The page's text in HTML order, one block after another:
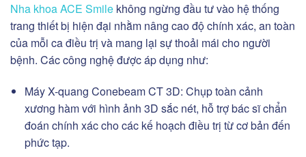
Nha khoa ACE Smile không ngừng đầu tư vào hệ thống
trang thiết bị hiện đại nhằm nâng cao độ chính xác, an toàn
của mỗi ca điều trị và mang lại sự thoải mái cho người
bệnh. Các công nghệ được áp dụng như:
Máy X-quang Conebeam CT 3D: Chụp toàn cảnh
xương hàm với hình ảnh 3D sắc nét, hỗ trợ bác sĩ chẩn
đoán chính xác cho các kế hoạch điều trị từ cơ bản đến
phức tạp.